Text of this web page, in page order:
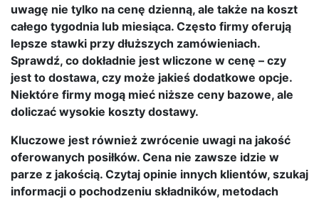
uwagę nie tylko na cenę dzienną, ale także na koszt
całego tygodnia lub miesiąca. Często firmy oferują
lepsze stawki przy dłuższych zamówieniach.
Sprawdź, co dokładnie jest wliczone w cenę – czy
jest to dostawa, czy może jakieś dodatkowe opcje.
Niektóre firmy mogą mieć niższe ceny bazowe, ale
doliczać wysokie koszty dostawy.
Kluczowe jest również zwrócenie uwagi na jakość
oferowanych posiłków. Cena nie zawsze idzie w
parze z jakością. Czytaj opinie innych klientów, szukaj
informacji o pochodzeniu składników, metodach